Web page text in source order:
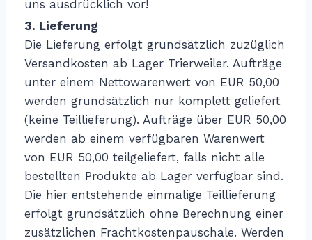
uns ausdrücklich vor!
3. Lieferung
Die Lieferung erfolgt grundsätzlich zuzüglich
Versandkosten ab Lager Trierweiler. Aufträge
unter einem Nettowarenwert von EUR 50,00
werden grundsätzlich nur komplett geliefert
(keine Teillieferung). Aufträge über EUR 50,00
werden ab einem verfügbaren Warenwert
von EUR 50,00 teilgeliefert, falls nicht alle
bestellten Produkte ab Lager verfügbar sind.
Die hier entstehende einmalige Teillieferung
erfolgt grundsätzlich ohne Berechnung einer
zusätzlichen Frachtkostenpauschale. Werden